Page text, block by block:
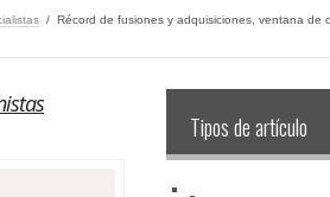
/ Récord de fusiones y adquisiciones, ventana de
Tipos de artículo